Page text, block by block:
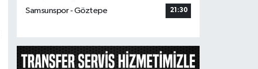
Samsunspor - Göztepe
21:30